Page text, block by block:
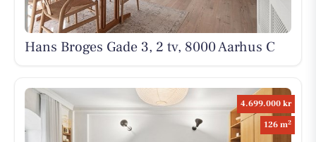
Hans Broges Gade 3, 2 tv, 8000 Aarhus C
4.699.000 kr
126 m2